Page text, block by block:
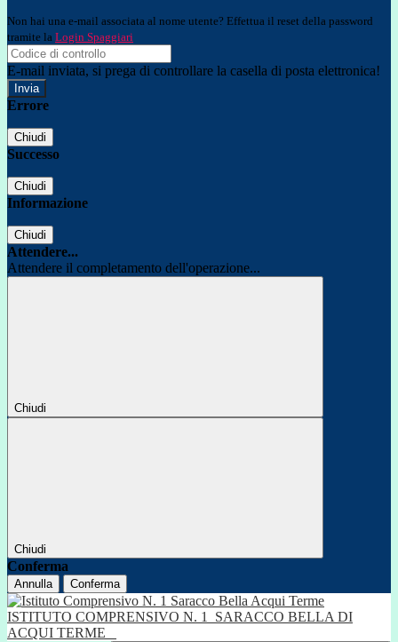
Non hai una e-mail associata al nome utente? Effettua il reset della password
tramite la Login Spaggiari
E-mail inviata, si prega di controllare la casella di posta elettronica!
Errore
Chiudi
Successo
Chiudi
Informazione
Chiudi
Attendere...
Attendere il completamento dell'operazione...
Chiudi
Chiudi
Conferma
Annulla Conferma
ISTITUTO COMPRENSIVO N. 1
SARACCO BELLA DI
ACQUI TERME